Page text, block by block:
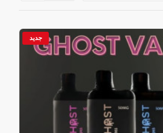
جديد